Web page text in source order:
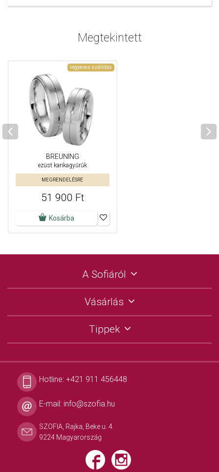
Megtekintett
Ingyenes szállítás
BREUNING
ezüst karikagyűrűk
MEGRENDELÉSRE
51 900 Ft
Kosárba
A Sofiáról
Vásárlás
Tippek
Hotline: +421 911 456448
E-mail: info@szofia.hu
SZOFIA, Rajka, Beke u. 4.
9224 Magyarország